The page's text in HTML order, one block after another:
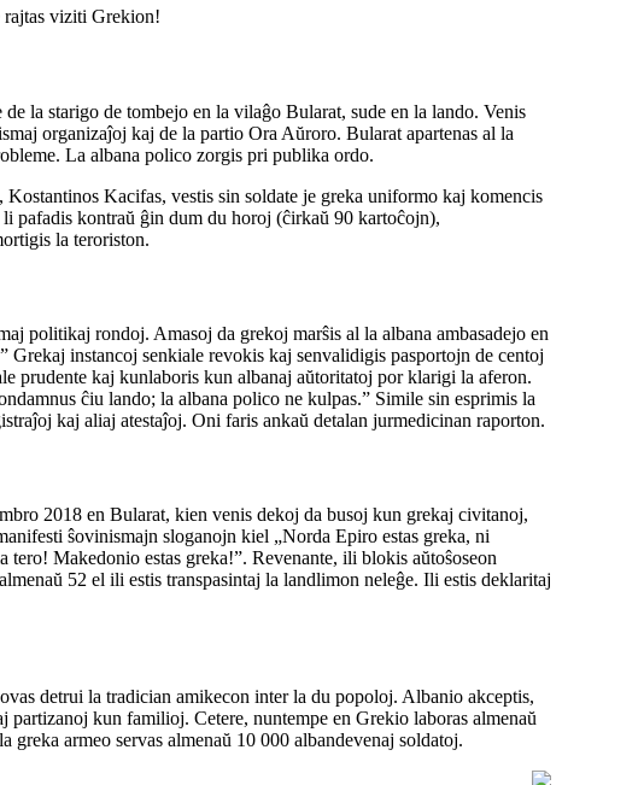
viziti Grekion!
la starigo de tombejo en la vilaĝo Bularat, sude en la lando. Venis
organizaĵoj kaj de la partio Ora Aŭroro. Bularat apartenas al la
La albana polico zorgis pri publika ordo.
Kacifas, vestis sin soldate je greka uniformo kaj komencis
pafadis kontraŭ ĝin dum du horoj (ĉirkaŭ 90 kartoĉojn),
la teroriston.
politikaj rondoj. Amasoj da grekoj marŝis al la albana ambasadejo en
instancoj senkiale revokis kaj senvalidigis pasportojn de centoj
prudente kaj kunlaboris kun albanaj aŭtoritatoj por klarigi la aferon.
ĉiu lando; la albana polico ne kulpas.” Simile sin esprimis la
kaj aliaj atestaĵoj. Oni faris ankaŭ detalan jurmedicinan raporton.
2018 en Bularat, kien venis dekoj da busoj kun grekaj civitanoj,
ŝovinismajn sloganojn kiel „Norda Epiro estas greka, ni
Makedonio estas greka!”. Revenante, ili blokis aŭtoŝoseon
52 el ili estis transpasintaj la landlimon neleĝe. Ili estis deklaritaj
detrui la tradician amikecon inter la du popoloj. Albanio akceptis,
kun familioj. Cetere, nuntempe en Grekio laboras almenaŭ
armeo servas almenaŭ 10 000 albandevenaj soldatoj.